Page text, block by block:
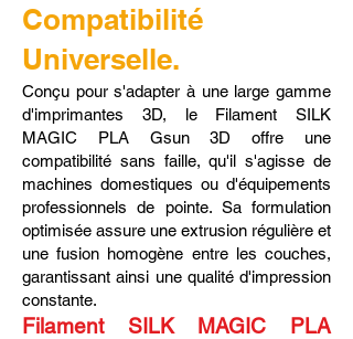
Compatibilité
Universelle.
Conçu pour s'adapter à une large gamme
d'imprimantes 3D, le Filament SILK
MAGIC PLA Gsun 3D offre une
compatibilité sans faille, qu'il s'agisse de
machines domestiques ou d'équipements
professionnels de pointe. Sa formulation
optimisée assure une extrusion régulière et
une fusion homogène entre les couches,
garantissant ainsi une qualité d'impression
constante.
Filament SILK MAGIC PLA